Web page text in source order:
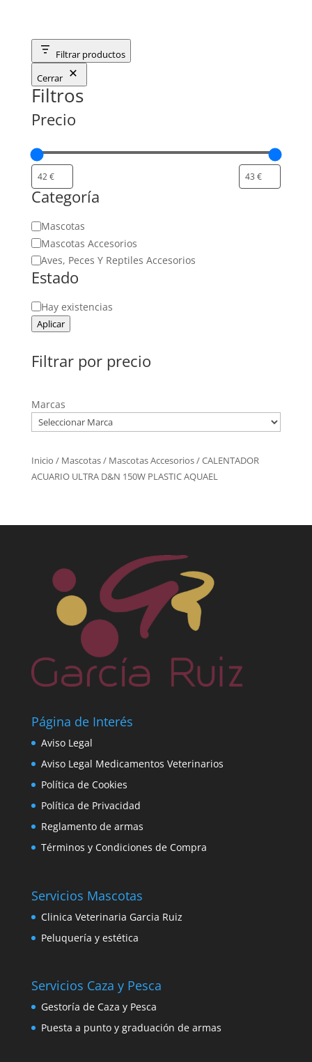
Filtrar productos
Cerrar
Filtros
Precio
Categoría
Categoría
Mascotas
Mascotas Accesorios
Aves, Peces Y Reptiles Accesorios
Estado
Estado
Hay existencias
Aplicar
Filtrar por precio
Marcas
Inicio / Mascotas/ Mascotas Accesorios/ CALENTADOR
ACUARIO ULTRA D&N 150W PLASTIC AQUAEL
Página de Interés
Aviso Legal
Aviso Legal Medicamentos Veterinarios
Política de Cookies
Política de Privacidad
Reglamento de armas
Términos y Condiciones de Compra
Servicios Mascotas
Clinica Veterinaria Garcia Ruiz
Peluquería y estética
Servicios Caza y Pesca
Gestoría de Caza y Pesca
Puesta a punto y graduación de armas